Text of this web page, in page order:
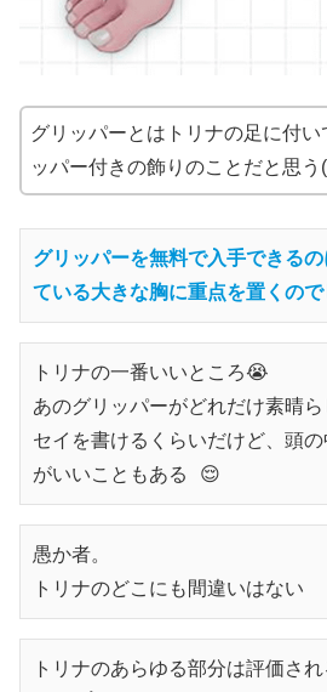
グリッパーとはトリナの足に付い
ッパー付きの飾りのことだと思う
グリッパーを無料で入手できる
ている大きな胸に重点を置くので
トリナの一番いいところ😭
あのグリッパーがどれだけ素晴
セイを書けるくらいだけど、頭
がいいこともある 😌
愚か者。
トリナのどこにも間違いはない
トリナのあらゆる部分は評価さ